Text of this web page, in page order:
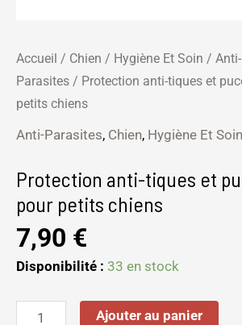
Accueil / Chien / Hygiène Et Soin / Anti-
Parasites / Protection anti-tiques et
petits chiens
Anti-Parasites, Chien, Hygiène Et Soin
Protection anti-tiques et
pour petits chiens
7,90 €
Disponibilité : 33 en stock
Ajouter au panier